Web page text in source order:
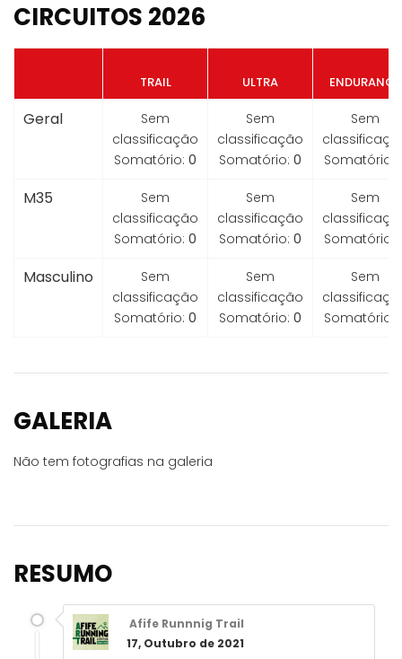
CIRCUITOS 2026
TRAIL ULTRA ENDURANCE
Geral
Sem
classificação
Somatório: 0
Sem
classificação
Somatório: 0
Sem
Somatório:
M35
Sem
classificação
Somatório: 0
Sem
classificação
Somatório: 0
Sem
Somatório:
Masculino
Sem
classificação
Somatório: 0
Sem
classificação
Somatório: 0
Sem
Somatório:
GALERIA
Não tem fotografias na galeria
RESUMO
Afife Runnnig Trail
17, Outubro de 2021